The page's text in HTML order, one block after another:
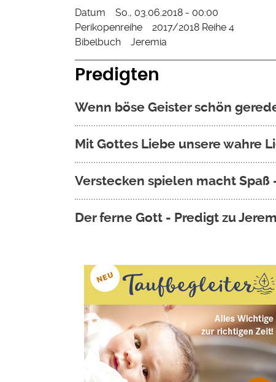
Datum
So., 03.06.2018 - 00:00
Perikopenreihe
2017/2018 Reihe 4
Bibelbuch
Jeremia
Predigten
Wenn böse Geister schön
Mit Gottes Liebe unsere wahre
Verstecken spielen macht Spaß
Der ferne Gott - Predigt zu